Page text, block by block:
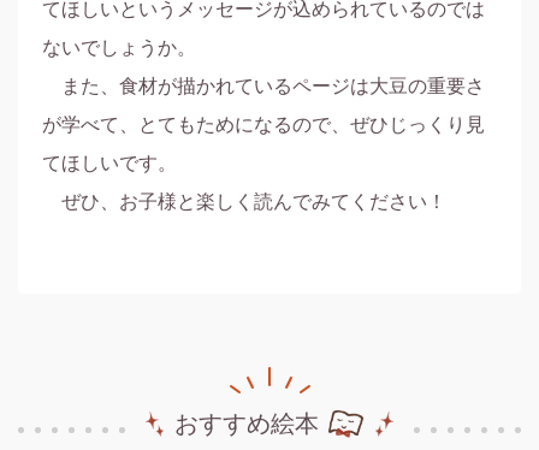
てほしいというメッセージが込められているのでは
ないでしょうか。
また、食材が描かれているページは大豆の重要さ
が学べて、とてもためになるので、ぜひじっくり見
てほしいです。
ぜひ、お子様と楽しく読んでみてください！
おすすめ絵本